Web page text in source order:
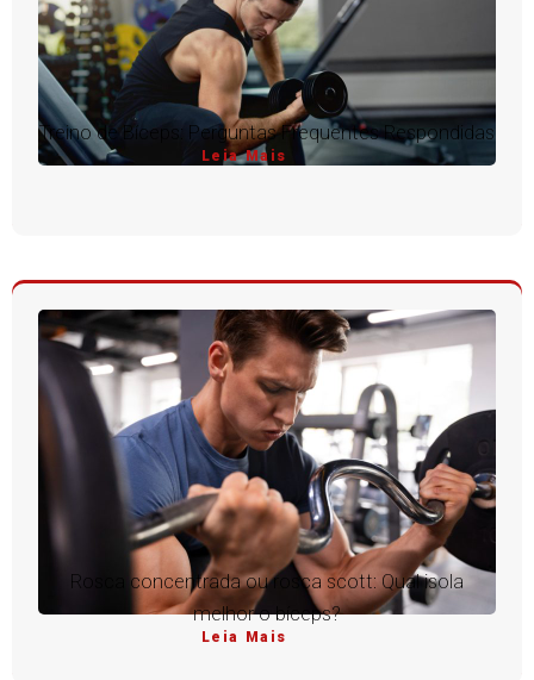
Treino de Bíceps: Perguntas Frequentes Respondidas
Leia Mais
Rosca concentrada ou rosca scott: Qual isola
melhor o bíceps?
Leia Mais